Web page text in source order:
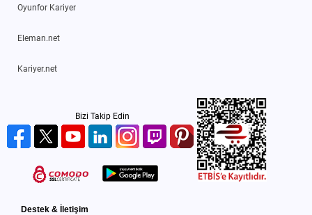
Oyunfor Kariyer
Eleman.net
Kariyer.net
Bizi Takip Edin
Destek & İletişim